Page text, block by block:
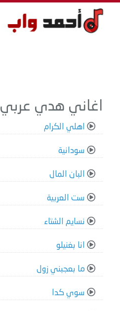
اغاني هدي عربي
اهلي الكرام
سودانية
البان المال
ست العربية
نسايم الشتاء
انا بغنيلو
ما بعجبني زول
سوي كدا